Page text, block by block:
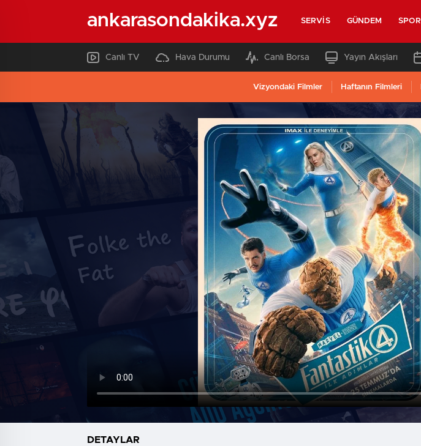
ankarasondakika.xyz SERVIS GÜNDEM SPOR
Canlı TV Hava Durumu Canlı Borsa Yayın Akışları
Vizyondaki Filmler Haftanın Filmleri
DETAYLAR